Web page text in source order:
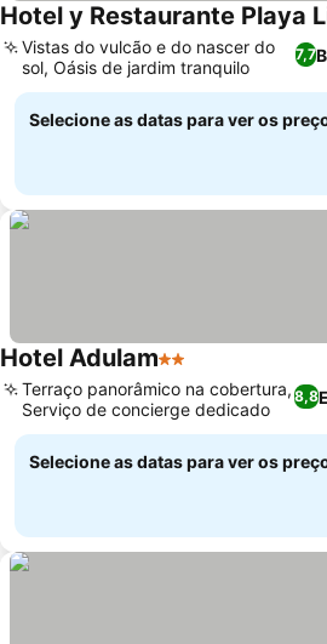
Hotel y Restaurante Playa
7,7
Vistas do vulcão e do nascer do
sol, Oásis de jardim tranquilo
Selecione as datas para ver os
Hotel Adulam2 Estrelas
8,8
Terraço panorâmico na cobertura,
Serviço de concierge dedicado
Selecione as datas para ver os